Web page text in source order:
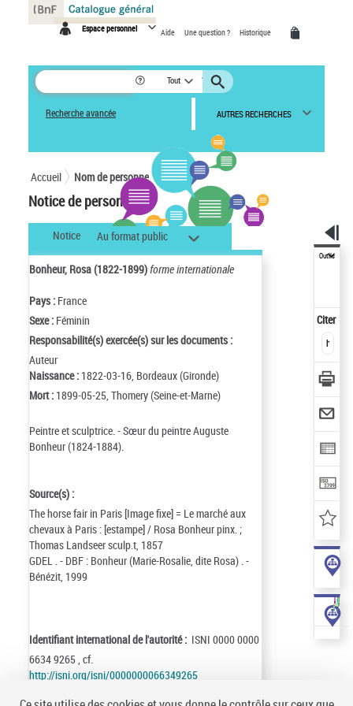
Espace personnel Aide Une question ? Historique
Tout
Recherche avancée AUTRES RECHERCHES
Accueil Nom de personne
Notice de personne
Notice Au format public
Bonheur, Rosa (1822-1899)forme internationale
Pays : France
Sexe : Féminin
Responsabilité(s) exercée(s) sur les documents :
Auteur
Naissance : 1822-03-16, Bordeaux (Gironde)
Mort : 1899-05-25, Thomery (Seine-et-Marne)
Peintre et sculptrice. - Sœur du peintre Auguste
Bonheur (1824-1884).
Source(s) :
The horse fair in Paris [Image fixe] = Le marché aux
chevaux à Paris : [estampe] / Rosa Bonheur pinx. ;
Thomas Landseer sculp.t, 1857
GDEL . - DBF : Bonheur (Marie-Rosalie, dite Rosa) . -
Bénézit, 1999
Identifiant international de l'autorité : ISNI 0000 0000
6634 9265 , cf.
http://isni.org/isni/0000000066349265
Outils
Citer
Panneau de gestion des cookies